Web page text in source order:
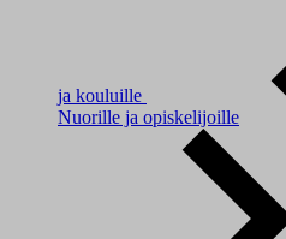
ja kouluille
Nuorille ja opiskelijoille